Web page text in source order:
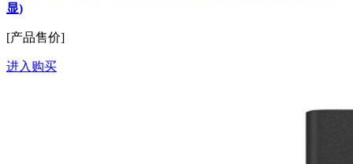
显)
[产品售价]
进入购买